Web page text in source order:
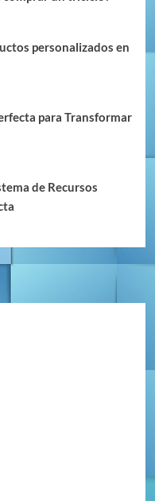
personalizados en
para Transformar
de Recursos